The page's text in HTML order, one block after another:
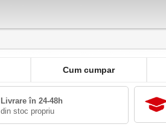
Cum cumpar
Livrare în 24-48h
din stoc propriu